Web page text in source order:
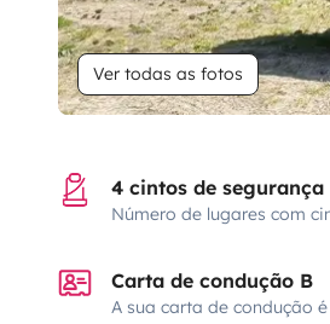
Ver todas as fotos
4 cintos de segurança
Número de lugares com
Carta de condução B
A sua carta de condução